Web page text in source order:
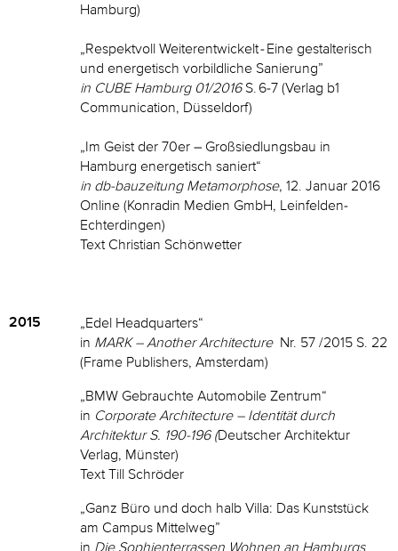
Hamburg)
„Respektvoll Weiterentwickelt - Eine gestalterisch
und energetisch vorbildliche Sanierung”
in CUBE Hamburg 01/2016S. 6-7 (Verlag b1
Communication, Düsseldorf)
„Im Geist der 70er – Großsiedlungsbau in
Hamburg energetisch saniert“
in db-bauzeitung Metamorphose, 12. Januar 2016
Online (Konradin Medien GmbH, Leinfelden-
Echterdingen)
Text Christian Schönwetter
2015
„Edel Headquarters“
in MARK – Another Architecture Nr. 57 /2015 S. 22
(Frame Publishers, Amsterdam)
„BMW Gebrauchte Automobile Zentrum“
in Corporate Architecture – Identität durch
Architektur S. 190-196 (Deutscher Architektur
Verlag, Münster)
Text Till Schröder
„Ganz Büro und doch halb Villa: Das Kunststück
am Campus Mittelweg”
in Die Sophienterrassen Wohnen an Hamburgs